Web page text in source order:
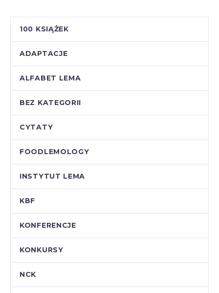
100 KSIĄŻEK
ADAPTACJE
ALFABET LEMA
BEZ KATEGORII
CYTATY
FOODLEMOLOGY
INSTYTUT LEMA
KBF
KONFERENCJE
KONKURSY
NCK